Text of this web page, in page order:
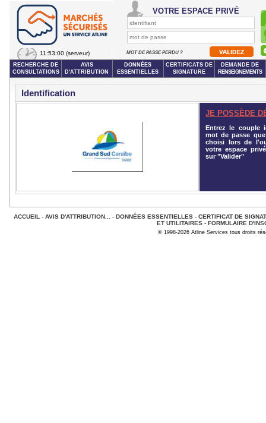
11:53:00 (serveur)
VOTRE ESPACE PRIVÉ
MOT DE PASSE PERDU ?
RECHERCHE DE
CONSULTATIONS
AVIS
D'ATTRIBUTION
DONNÉES
ESSENTIELLES
CERTIFICATS DE
SIGNATURE
DEMANDE DE
RENSEIGNEMENTS
Identification
JE POSSÈDE
Entrez le couple
mot de passe
choisi lors de
votre espace
sur "Valider"
ACCUEIL - AVIS D'ATTRIBUTION... - DONNÉES ESSENTIELLES- CERTIFICAT DE
ET UTILITAIRES - FORMULAIRE
© 1998-2026 Atline Services tous droits